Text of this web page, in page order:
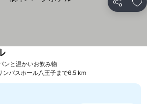
シェア お
ンと温かいお飲み物
ンパスホール八王子まで6.5 km